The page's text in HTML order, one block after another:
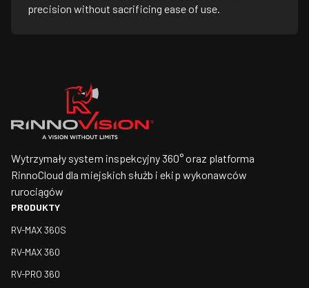
precision without sacrificing ease of use.
Wytrzymały system inspekcyjny 360° oraz platforma
RinnoCloud dla miejskich służb i ekip wykonawców
rurociągów
PRODUKTY
RV-MAX 360S
RV-MAX 360
RV-PRO 360